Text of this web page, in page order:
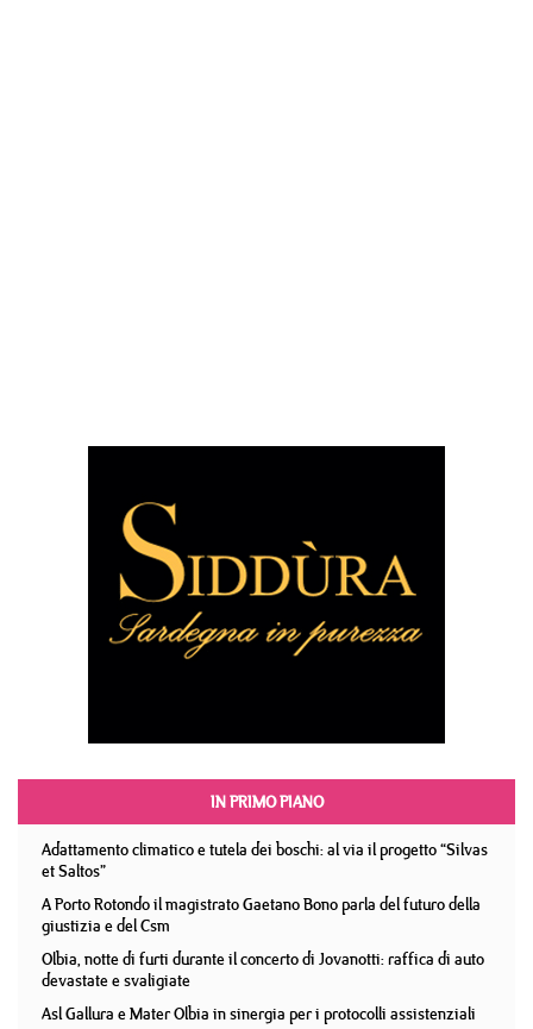
IN PRIMO PIANO
Adattamento climatico e tutela dei boschi: al via il progetto “Silvas
et Saltos”
A Porto Rotondo il magistrato Gaetano Bono parla del futuro della
giustizia e del Csm
Olbia, notte di furti durante il concerto di Jovanotti: raffica di auto
devastate e svaligiate
Asl Gallura e Mater Olbia in sinergia per i protocolli assistenziali